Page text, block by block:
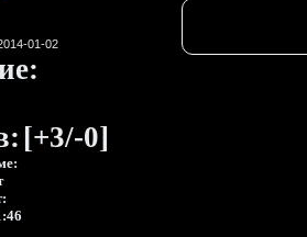
01-02
[+3/-0]